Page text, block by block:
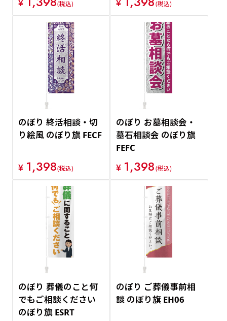
¥
(税込)
¥
(税込)
のぼり 終活相談・切
り絵風 のぼり旗 FECF
¥ 1,398(税込)
のぼり お墓相談会・
墓石相談会 のぼり旗
FEFC
¥ 1,398(税込)
のぼり 葬儀のこと何
でもご相談ください
のぼり旗 ESRT
のぼり ご葬儀事前相
談 のぼり旗 EH06